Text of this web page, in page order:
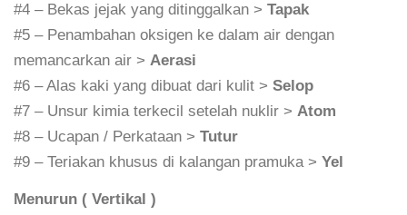
#4 – Bekas jejak yang ditinggalkan > Tapak
#5 – Penambahan oksigen ke dalam air dengan
memancarkan air > Aerasi
#6 – Alas kaki yang dibuat dari kulit > Selop
#7 – Unsur kimia terkecil setelah nuklir > Atom
#8 – Ucapan / Perkataan > Tutur
#9 – Teriakan khusus di kalangan pramuka > Yel
Menurun ( Vertikal )